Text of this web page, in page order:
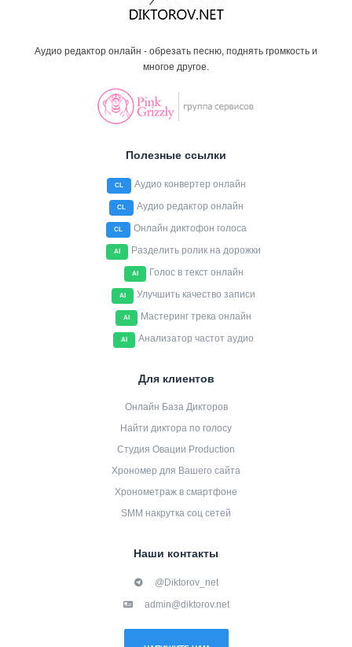
Аудио редактор онлайн - обрезать песню, поднять громкость и
многое другое.
Полезные ссылки
CL Аудио конвертер онлайн
CL Аудио редактор онлайн
CL Онлайн диктофон голоса
AI Разделить ролик на дорожки
AI Голос в текст онлайн
AI Улучшить качество записи
AI Мастеринг трека онлайн
AI Анализатор частот аудио
Для клиентов
Онлайн База Дикторов
Найти диктора по голосу
Студия Овации Production
Хрономер для Вашего сайта
Хронометраж в смартфоне
SMM накрутка соц сетей
Наши контакты
@Diktorov_net
admin@diktorov.net